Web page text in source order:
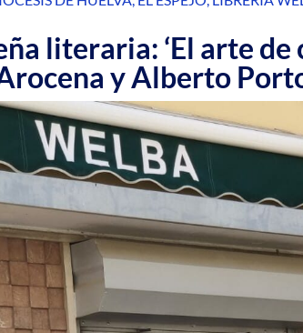
literaria: ‘El arte
y Alberto